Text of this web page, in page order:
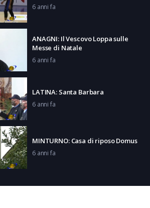
6 anni fa
ANAGNI: Il Vescovo Loppa sulle
Messe di Natale
6 anni fa
LATINA: Santa Barbara
6 anni fa
MINTURNO: Casa di riposo Domus
6 anni fa